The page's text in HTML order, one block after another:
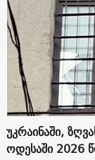
უკრაინაში,
ოდესაში 2026